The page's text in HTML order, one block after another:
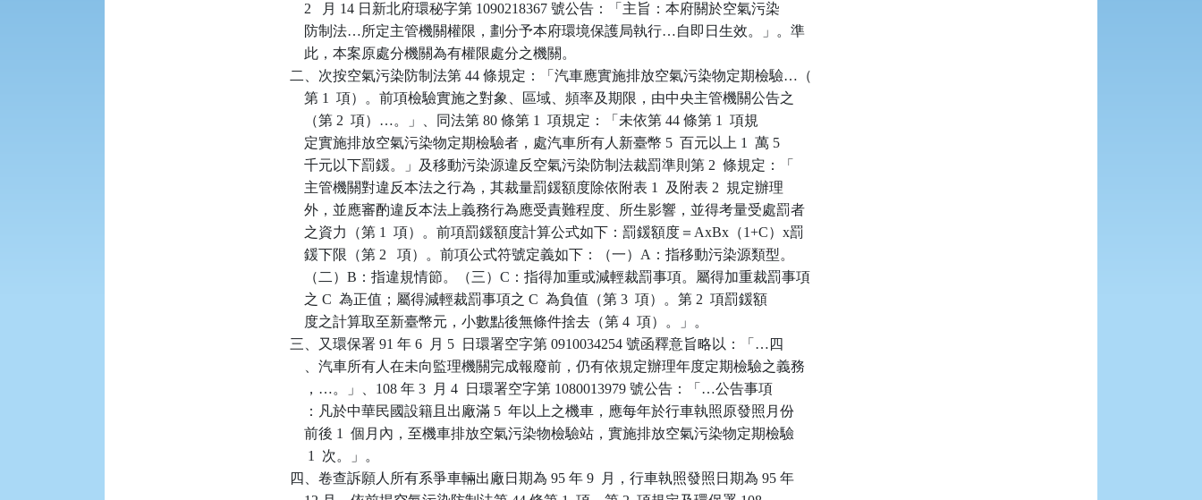
    2   月 14 日新北府環秘字第 1090218367 號公告：「主旨：本府關於空氣污染
    防制法…所定主管機關權限，劃分予本府環境保護局執行…自即日生效。」。準
    此，本案原處分機關為有權限處分之機關。
二、次按空氣污染防制法第 44 條規定：「汽車應實施排放空氣污染物定期檢驗…（
    第 1  項）。前項檢驗實施之對象、區域、頻率及期限，由中央主管機關公告之
    （第 2  項）…。」、同法第 80 條第 1  項規定：「未依第 44 條第 1  項規
    定實施排放空氣污染物定期檢驗者，處汽車所有人新臺幣 5  百元以上 1  萬 5
    千元以下罰鍰。」及移動污染源違反空氣污染防制法裁罰準則第 2  條規定：「
    主管機關對違反本法之行為，其裁量罰鍰額度除依附表 1  及附表 2  規定辦理
    外，並應審酌違反本法上義務行為應受責難程度、所生影響，並得考量受處罰者
    之資力（第 1  項）。前項罰鍰額度計算公式如下：罰鍰額度＝AxBx（1+C）x罰
    鍰下限（第 2   項）。前項公式符號定義如下：（一）A：指移動污染源類型。
    （二）B：指違規情節。（三）C：指得加重或減輕裁罰事項。屬得加重裁罰事項
    之 C  為正值；屬得減輕裁罰事項之 C  為負值（第 3  項）。第 2  項罰鍰額
    度之計算取至新臺幣元，小數點後無條件捨去（第 4  項）。」。
三、又環保署 91 年 6  月 5  日環署空字第 0910034254 號函釋意旨略以：「…四
    、汽車所有人在未向監理機關完成報廢前，仍有依規定辦理年度定期檢驗之義務
    ，…。」、108 年 3  月 4  日環署空字第 1080013979 號公告：「…公告事項
    ：凡於中華民國設籍且出廠滿 5  年以上之機車，應每年於行車執照原發照月份
    前後 1  個月內，至機車排放空氣污染物檢驗站，實施排放空氣污染物定期檢驗
     1  次。」。
四、卷查訴願人所有系爭車輛出廠日期為 95 年 9  月，行車執照發照日期為 95 年